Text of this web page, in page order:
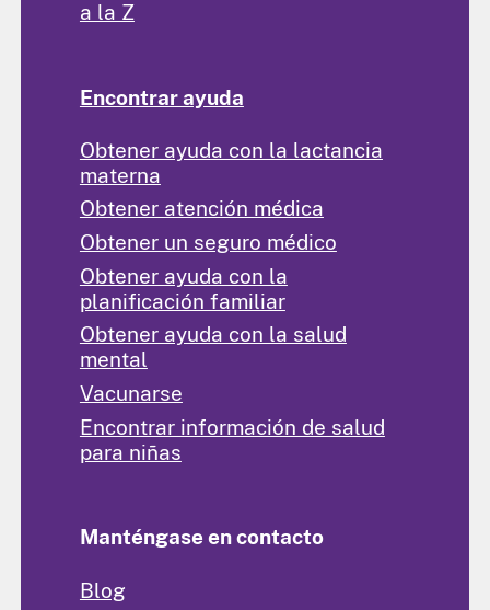
a la Z
Encontrar ayuda
Obtener ayuda con la lactancia
materna
Obtener atención médica
Obtener un seguro médico
Obtener ayuda con la
planificación familiar
Obtener ayuda con la salud
mental
Vacunarse
Encontrar información de salud
para niñas
Manténgase en contacto
Blog